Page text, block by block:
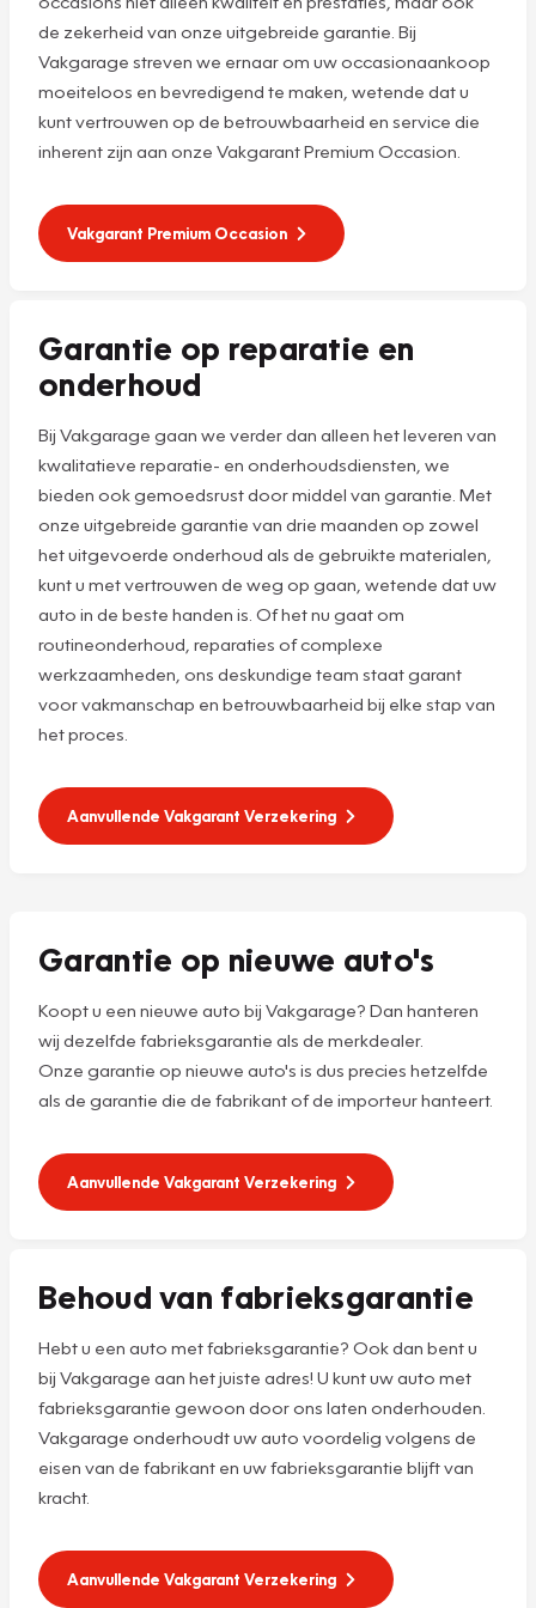
de zekerheid van onze uitgebreide garantie. Bij
Vakgarage streven we ernaar om uw occasionaankoop
moeiteloos en bevredigend te maken, wetende dat u
kunt vertrouwen op de betrouwbaarheid en service die
inherent zijn aan onze Vakgarant Premium Occasion.
Vakgarant Premium Occasion
Garantie op reparatie en
onderhoud
Bij Vakgarage gaan we verder dan alleen het leveren van
kwalitatieve reparatie- en onderhoudsdiensten, we
bieden ook gemoedsrust door middel van garantie. Met
onze uitgebreide garantie van drie maanden op zowel
het uitgevoerde onderhoud als de gebruikte materialen,
kunt u met vertrouwen de weg op gaan, wetende dat uw
auto in de beste handen is. Of het nu gaat om
routineonderhoud, reparaties of complexe
werkzaamheden, ons deskundige team staat garant
voor vakmanschap en betrouwbaarheid bij elke stap van
het proces.
Aanvullende Vakgarant Verzekering
Garantie op nieuwe auto's
Koopt u een nieuwe auto bij Vakgarage? Dan hanteren
wij dezelfde fabrieksgarantie als de merkdealer.
Onze garantie op nieuwe auto's is dus precies hetzelfde
als de garantie die de fabrikant of de importeur hanteert.
Aanvullende Vakgarant Verzekering
Behoud van fabrieksgarantie
Hebt u een auto met fabrieksgarantie? Ook dan bent u
bij Vakgarage aan het juiste adres! U kunt uw auto met
fabrieksgarantie gewoon door ons laten onderhouden.
Vakgarage onderhoudt uw auto voordelig volgens de
eisen van de fabrikant en uw fabrieksgarantie blijft van
kracht.
Aanvullende Vakgarant Verzekering